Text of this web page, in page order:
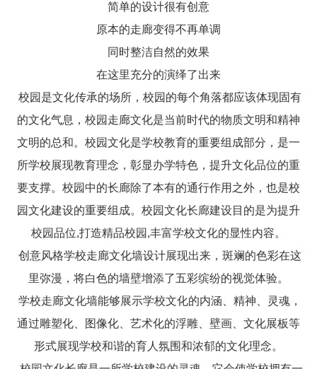
简单的设计很有创意
原本的走廊变得不再单调
同时整洁自然的效果
在这里充分的演绎了出来
校园是文化传承的场所，校园的每个角落都应该体现固有
的文化气息，校园走廊文化是当前时代的物质文明和精神
文明的总和。校园文化是学校教育的重要组成部分，是一
所学校展现教育理念，彰显办学特色，提升文化品位的重
要支撑。校园中的长廊除了本有的通行作用之外，也是校
园文化建设的重要组成。校园文化长廊建设目的是为提升
校园品位,打造精品校园,丰富学校文化的显性内容。
创意风格学校走廊文化墙设计展现出来，斑斓的色彩在这
里弥漫，将白色的墙壁增添了五彩缤纷的视觉体验。
学校走廊文化墙能够展示学校文化的内涵、精神、灵魂，
通过雕塑化、图像化、艺术化的浮雕、壁画、文化展板等
形式展现学校和谐的育人氛围和浓郁的文化理念。